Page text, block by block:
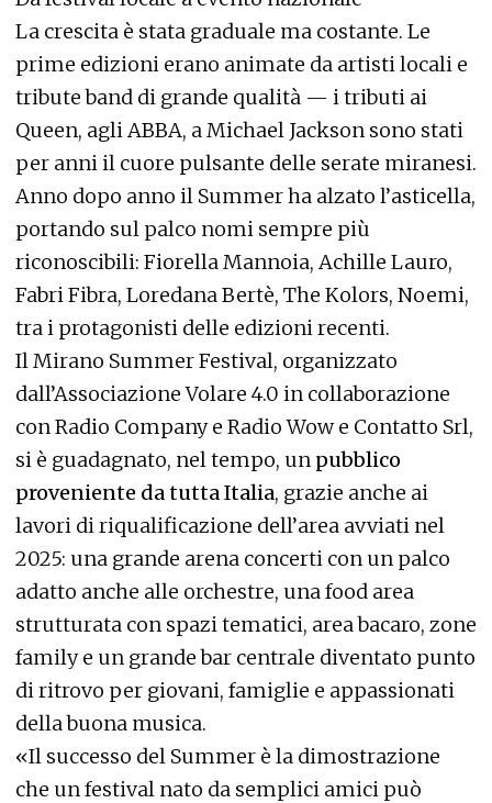
La crescita è stata graduale ma costante. Le
prime edizioni erano animate da artisti locali e
tribute band di grande qualità — i tributi ai
Queen, agli ABBA, a Michael Jackson sono stati
per anni il cuore pulsante delle serate miranesi.
Anno dopo anno il Summer ha alzato l’asticella,
portando sul palco nomi sempre più
riconoscibili: Fiorella Mannoia, Achille Lauro,
Fabri Fibra, Loredana Bertè, The Kolors, Noemi,
tra i protagonisti delle edizioni recenti.
Il Mirano Summer Festival, organizzato
dall’Associazione Volare 4.0 in collaborazione
con Radio Company e Radio Wow e Contatto Srl,
si è guadagnato, nel tempo, un pubblico
proveniente da tutta Italia, grazie anche ai
lavori di riqualificazione dell’area avviati nel
2025: una grande arena concerti con un palco
adatto anche alle orchestre, una food area
strutturata con spazi tematici, area bacaro, zone
family e un grande bar centrale diventato punto
di ritrovo per giovani, famiglie e appassionati
della buona musica.
«Il successo del Summer è la dimostrazione
che un festival nato da semplici amici può